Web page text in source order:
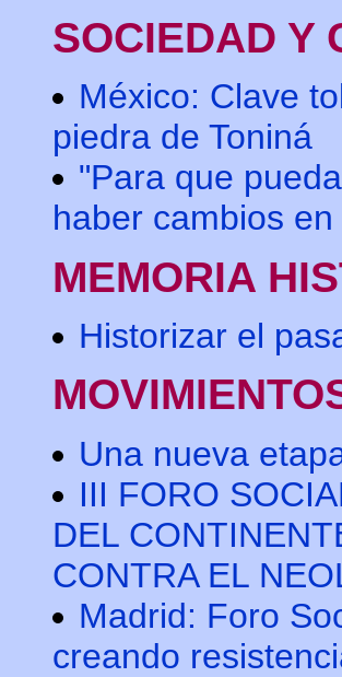
SOCIEDAD Y
México: Clave
piedra de Toniná
"Para que
haber cambios
MEMORIA
Historizar el
Una nueva
III FORO
DEL
CONTRA EL
Madrid: Foro
creando